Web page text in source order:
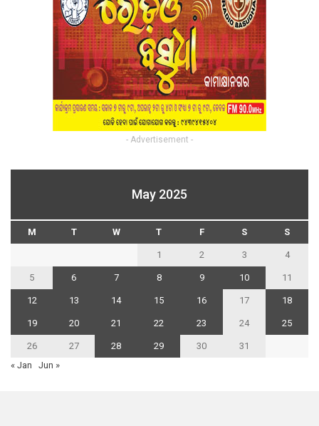
- Advertisement -
May 2025
M T W T F S S
1 2 3 4
5 6 7 8 9 10 11
12 13 14 15 16 17 18
19 20 21 22 23 24 25
26 27 28 29 30
31
« Jan
Jun »